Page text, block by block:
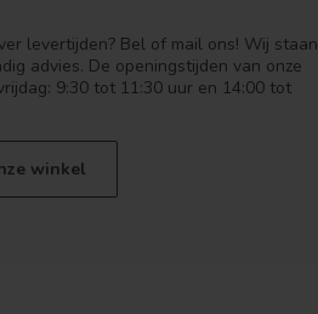
levertijden? Bel of mail ons! Wij staan
advies. De openingstijden van onze
9:30 tot 11:30 uur en 14:00 tot
winkel